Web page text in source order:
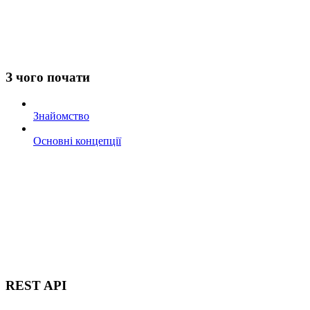
З чого почати
Знайомство
Основні концепції
REST API